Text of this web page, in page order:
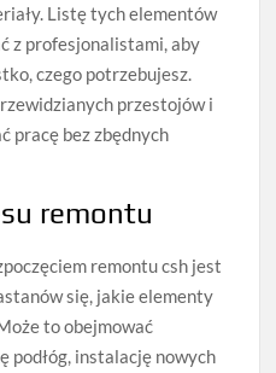
Listę tych elementów
z profesjonalistami, aby
czego potrzebujesz.
przestojów i
pracę bez zbędnych
remontu
remontu csh jest
się, jakie elementy
to obejmować
podłóg, instalację nowych